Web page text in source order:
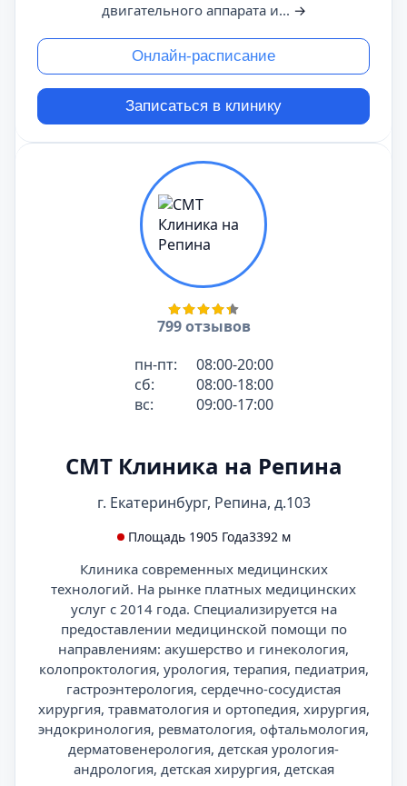
двигательного аппарата и... →
Онлайн-расписание
Записаться в клинику
799 отзывов
пн-пт:
08:00-20:00
сб:
08:00-18:00
вс:
09:00-17:00
СМТ Клиника на Репина
г. Екатеринбург, Репина, д.103
Площадь 1905 Года3392 м
Клиника современных медицинских
технологий. На рынке платных медицинских
услуг с 2014 года. Специализируется на
предоставлении медицинской помощи по
направлениям: акушерство и гинекология,
колопроктология, урология, терапия, педиатрия,
гастроэнтерология, сердечно-сосудистая
хирургия, травматология и ортопедия, хирургия,
эндокринология, ревматология, офтальмология,
дерматовенерология, детская урология-
андрология, детская хирургия, детская